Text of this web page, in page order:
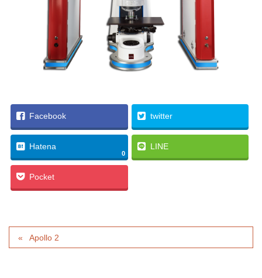
Facebook twitter
Hatena
0
LINE
Pocket
Apollo 2